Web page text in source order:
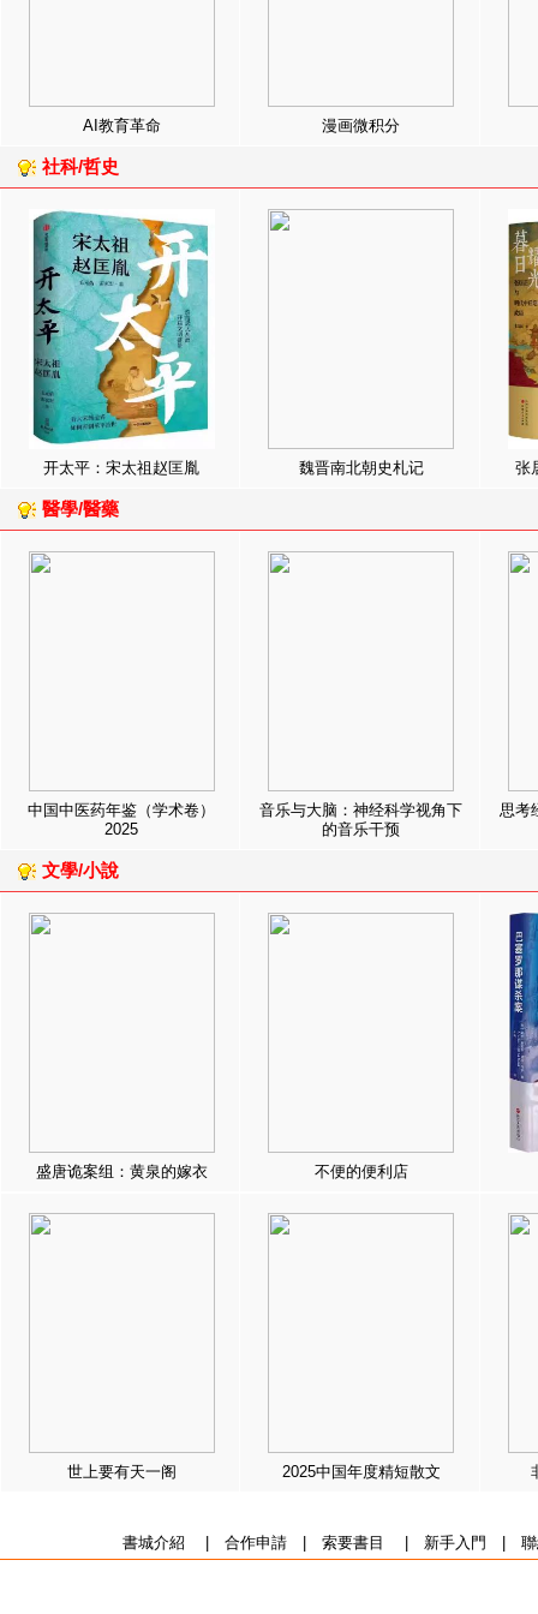
AI教育革命 漫画微积分
社科/哲史
开太平：宋太祖赵匡胤 魏晋南北朝史札记 张
醫學/醫藥
中国中医药年鉴（学术卷）
2025
音乐与大脑：神经科学视角下
的音乐干预
思考
文學/小說
盛唐诡案组：黄泉的嫁衣 不便的便利店
世上要有天一阁 2025中国年度精短散文
書城介紹 合作申請| 索要書目 新手入門